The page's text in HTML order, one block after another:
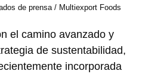
de prensa / Multiexport Foods
el camino avanzado y
de sustentabilidad,
incorporada